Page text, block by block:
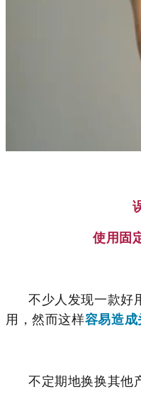
使用固
不少人发现一款好
用，然而这样容易造成
不定期地换换其他